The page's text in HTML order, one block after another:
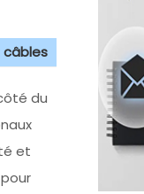
câbles
du
et